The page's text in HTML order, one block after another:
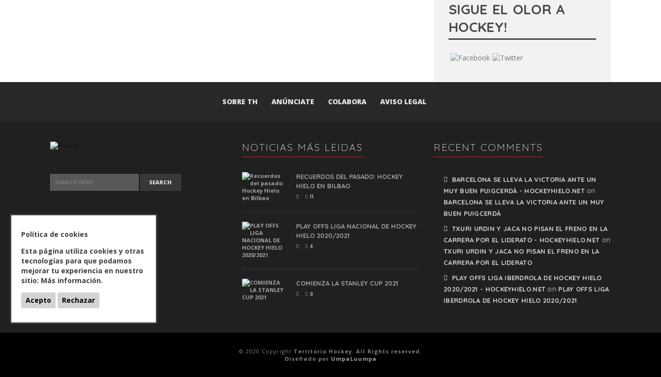
SIGUE EL OLOR A
HOCKEY!
SOBRE TH ANÚNCIATE COLABORA AVISO LEGAL
NOTICIAS MÁS LEIDAS
RECUERDOS DEL PASADO: HOCKEY
HIELO EN BILBAO
11
PLAY OFFS LIGA NACIONAL DE HOCKEY
HIELO 2020/2021
4
COMIENZA LA STANLEY CUP 2021
0
RECENT COMMENTS
BARCELONA SE LLEVA LA VICTORIA ANTE UN
MUY BUEN PUIGCERDÀ - HOCKEYHIELO.NETon
BARCELONA SE LLEVA LA VICTORIA ANTE UN MUY
BUEN PUIGCERDÀ
TXURI URDIN Y JACA NO PISAN EL FRENO EN LA
CARRERA POR EL LIDERATO - HOCKEYHIELO.NET on
TXURI URDIN Y JACA NO PISAN EL FRENO EN LA
CARRERA POR EL LIDERATO
PLAY OFFS LIGA IBERDROLA DE HOCKEY HIELO
2020/2021 - HOCKEYHIELO.NET on PLAY OFFS LIGA
IBERDROLA DE HOCKEY HIELO 2020/2021
© 2020 Copyright Territorio Hockey. All Rights reserved.
Diseñado por UmpaLuumpa
Política de cookies
Esta página utiliza cookies y otras
tecnologías para que podamos
mejorar tu experiencia en nuestro
sitio: Más información.
Acepto Rechazar